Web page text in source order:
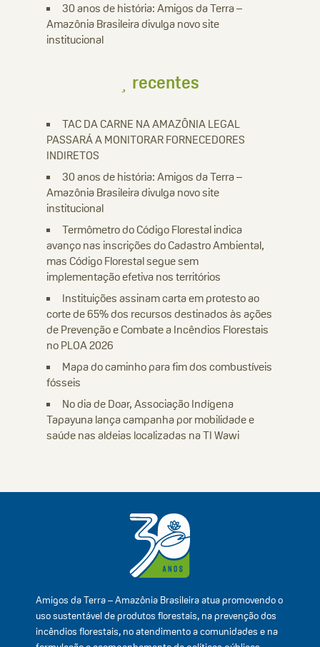
30 anos de história: Amigos da Terra –
Amazônia Brasileira divulga novo site
institucional
recentes
TAC DA CARNE NA AMAZÔNIA LEGAL
PASSARÁ A MONITORAR FORNECEDORES
INDIRETOS
30 anos de história: Amigos da Terra –
Amazônia Brasileira divulga novo site
institucional
Termômetro do Código Florestal indica
avanço nas inscrições do Cadastro Ambiental,
mas Código Florestal segue sem
implementação efetiva nos territórios
Instituições assinam carta em protesto ao
corte de 65% dos recursos destinados às ações
de Prevenção e Combate a Incêndios Florestais
no PLOA 2026
Mapa do caminho para fim dos combustíveis
fósseis
No dia de Doar, Associação Indígena
Tapayuna lança campanha por mobilidade e
saúde nas aldeias localizadas na TI Wawi
Amigos da Terra – Amazônia Brasileira atua promovendo o
uso sustentável de produtos florestais, na prevenção dos
incêndios florestais, no atendimento a comunidades e na